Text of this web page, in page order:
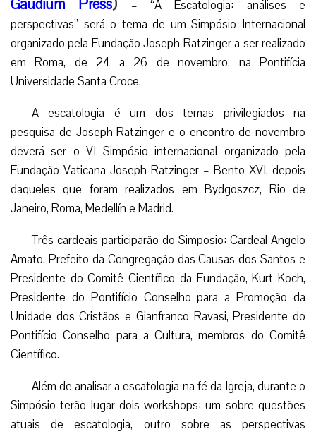
– “A Escatologia: análises e
perspectivas” será o tema de um Simpósio Internacional
organizado pela Fundação Joseph Ratzinger a ser realizado
em Roma, de 24 a 26 de novembro, na Pontifícia
Universidade Santa Croce.
A escatologia é um dos temas privilegiados na
pesquisa de Joseph Ratzinger e o encontro de novembro
deverá ser o VI Simpósio internacional organizado pela
Fundação Vaticana Joseph Ratzinger – Bento XVI, depois
daqueles que foram realizados em Bydgoszcz, Rio de
Janeiro, Roma, Medellín e Madrid.
Três cardeais participarão do Simposio: Cardeal Angelo
Amato, Prefeito da Congregação das Causas dos Santos e
Presidente do Comitê Científico da Fundação, Kurt Koch,
Presidente do Pontifício Conselho para a Promoção da
Unidade dos Cristãos e Gianfranco Ravasi, Presidente do
Pontifício Conselho para a Cultura, membros do Comitê
Científico.
Além de analisar a escatologia na fé da Igreja, durante o
Simpósio terão lugar dois workshops: um sobre questões
atuais de escatologia, outro sobre as perspectivas